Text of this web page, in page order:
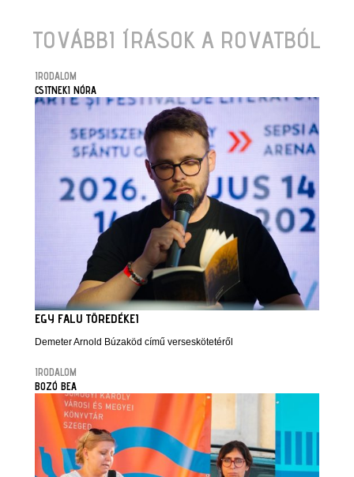
TOVÁBBI ÍRÁSOK A ROVATBÓL
IRODALOM
CSITNEKI NÓRA
EGY FALU TÖREDÉKEI
Demeter Arnold Búzaköd című verseskötetéről
IRODALOM
BOZÓ BEA